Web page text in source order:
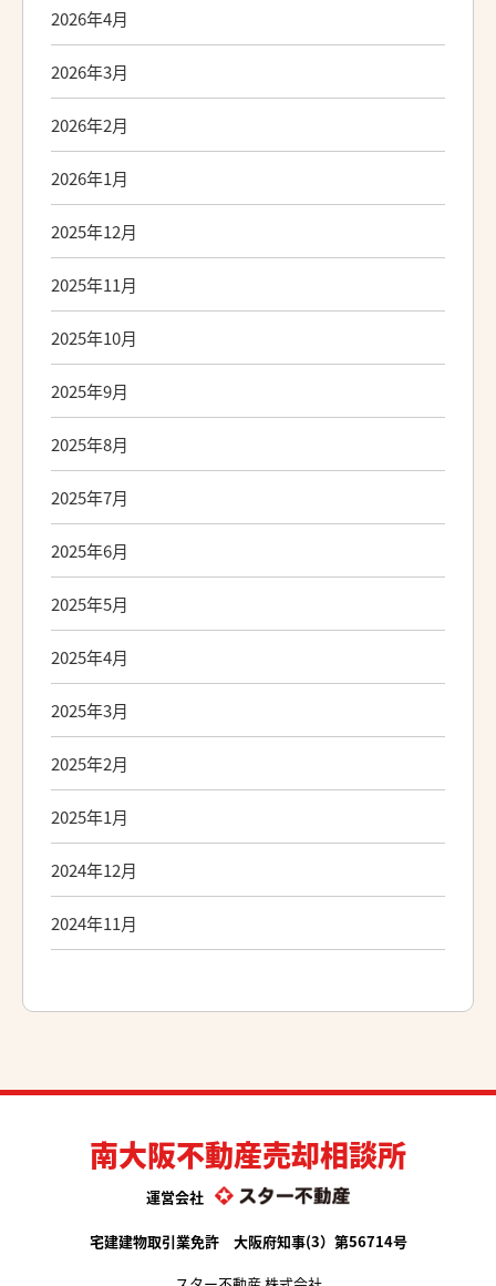
2026年4月
2026年3月
2026年2月
2026年1月
2025年12月
2025年11月
2025年10月
2025年9月
2025年8月
2025年7月
2025年6月
2025年5月
2025年4月
2025年3月
2025年2月
2025年1月
2024年12月
2024年11月
南大阪不動産売却相談所
運営会社
宅建建物取引業免許 大阪府知事(3）第56714号